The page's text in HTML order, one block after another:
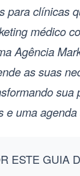
para clínicas
médico
Agência
as suas
sua
e uma
ESTE GUIA